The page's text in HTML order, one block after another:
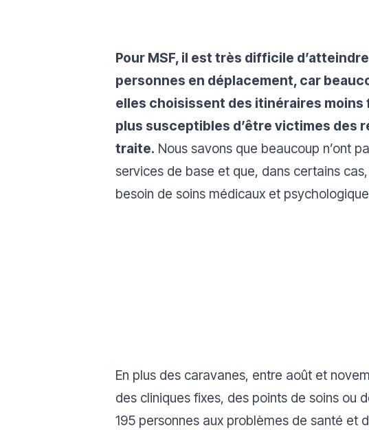
Pour MSF, il est très difficile
personnes en déplacement, car
elles choisissent des itinéraires
plus susceptibles d’être victimes des
traite. Nous savons que beaucoup n’ont
services de base et que, dans certains
besoin de soins médicaux et
En plus des caravanes, entre août et
des cliniques fixes, des points de soins ou
195 personnes aux problèmes de santé et